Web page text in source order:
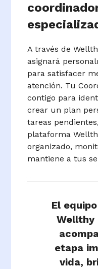
A través de
asignará
para satisfacer
atención. Tu
contigo para
crear un plan
tareas
plataforma
organizado,
mantiene a tus
El
Wellthy
etapa
vida,